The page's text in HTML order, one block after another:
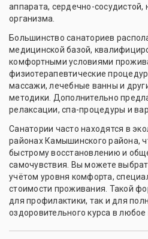
аппарата, сердечно-сосудистой,
организма.
Большинство санаториев
медицинской базой,
комфортными условиями
физиотерапевтические
массажи, лечебные ванны и
методики. Дополнительно
релаксации, спа-процедуры и
Санатории часто находятся в
районах Камышинского района,
быстрому восстановлению и
самочувствия. Вы можете
учётом уровня комфорта,
стоимости проживания. Такой
для профилактики, так и для
оздоровительного курса в любое